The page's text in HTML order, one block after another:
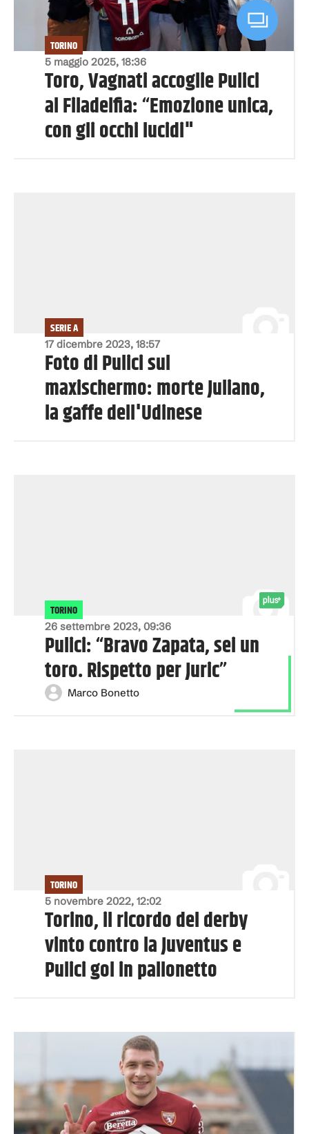
5 maggio 2025, 18:36
TORINO
Toro, Vagnati accoglie Pulici
al Filadelfia: “Emozione unica,
con gli occhi lucidi"
17 dicembre 2023, 18:57
SERIE A
Foto di Pulici sul
maxischermo: morte Juliano,
la gaffe dell'Udinese
26 settembre 2023, 09:36
TORINO
Pulici: “Bravo Zapata, sei un
toro. Rispetto per Juric”
Marco Bonetto
5 novembre 2022, 12:02
TORINO
Torino, il ricordo del derby
vinto contro la Juventus e
Pulici gol in pallonetto